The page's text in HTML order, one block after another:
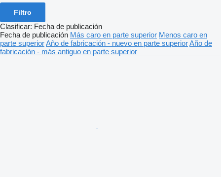
Filtro
Clasificar: Fecha de publicación
Fecha de publicación Más caro en parte superior Menos caro en
parte superiorAño de fabricación - nuevo en parte superiorAño de
fabricación - más antiguo en parte superior